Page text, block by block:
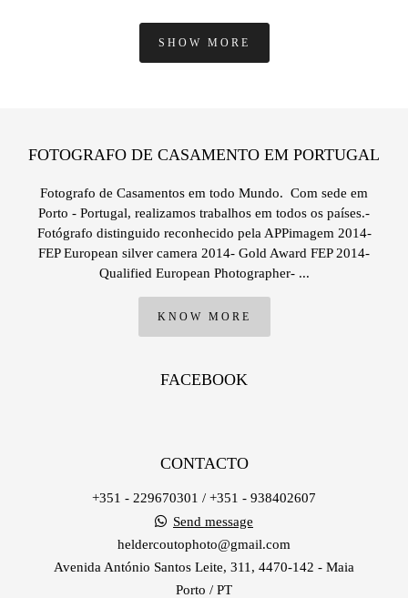
SHOW MORE
FOTOGRAFO DE CASAMENTO EM PORTUGAL
Fotografo de Casamentos em todo Mundo. Com sede em
Porto - Portugal, realizamos trabalhos em todos os países.-
Fotógrafo distinguido reconhecido pela APPimagem 2014-
FEP European silver camera 2014- Gold Award FEP 2014-
Qualified European Photographer- ...
KNOW MORE
FACEBOOK
CONTACTO
+351 - 229670301 / +351 - 938402607
Send message
heldercoutophoto@gmail.com
Avenida António Santos Leite, 311, 4470-142 - Maia
Porto / PT